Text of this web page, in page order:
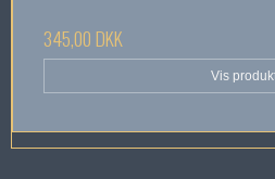
345,00 DKK
Vis